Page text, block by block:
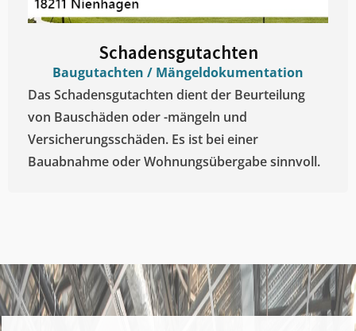
Schadensgutachten
Baugutachten / Mängeldokumentation
Das Schadensgutachten dient der Beurteilung
von Bauschäden oder -mängeln und
Versicherungsschäden. Es ist bei einer
Bauabnahme oder Wohnungsübergabe sinnvoll.